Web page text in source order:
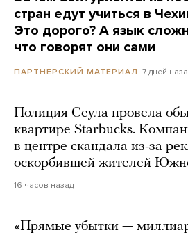
стран едут учиться в
Это дорого? А язык
что говорят они сами
ПАРТНЕРСКИЙ МАТЕРИАЛ 7 дней
Полиция Сеула провела
квартире Starbucks.
в центре скандала из-за
оскорбившей жителей
16 часов назад
«Прямые убытки —